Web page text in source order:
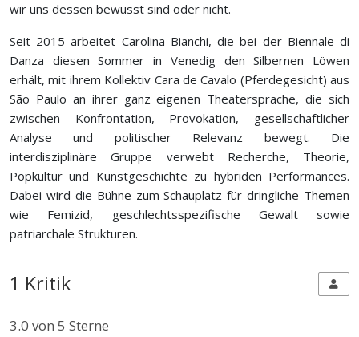
wir uns dessen bewusst sind oder nicht.
Seit 2015 arbeitet Carolina Bianchi, die bei der Biennale di
Danza diesen Sommer in Venedig den Silbernen Löwen
erhält, mit ihrem Kollektiv Cara de Cavalo (Pferdegesicht) aus
São Paulo an ihrer ganz eigenen Theatersprache, die sich
zwischen Konfrontation, Provokation, gesellschaftlicher
Analyse und politischer Relevanz bewegt. Die
interdisziplinäre Gruppe verwebt Recherche, Theorie,
Popkultur und Kunstgeschichte zu hybriden Performances.
Dabei wird die Bühne zum Schauplatz für dringliche Themen
wie Femizid, geschlechtsspezifische Gewalt sowie
patriarchale Strukturen.
1 Kritik
3.0 von 5 Sterne